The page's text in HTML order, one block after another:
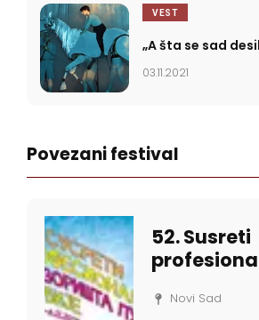
VEST
„A šta se sad
03.11.2021
Povezani festival
52. Susreti
Srbije
Novi Sad